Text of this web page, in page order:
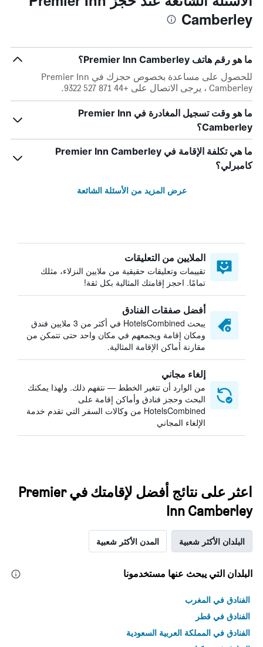
Camberley
ما هو رقم هاتف Premier Inn Camberley؟
للحصول على مساعدة بخصوص حجزك في Premier Inn
Camberley ، يرجى الاتصال على +44 871 527 9322.
ما هو وقت تسجيل المغادرة في Premier Inn
Camberley؟
ما هي تكلفة الإقامة في Premier Inn Camberley
كامبرلي؟
عرض المزيد من الأسئلة الشائعة
الملايين من التعليقات
تقييمات وتعليقات حقيقية من ملايين النزلاء، مثلك
تمامًا. احجز إقامتك المثالية بكل ثقة!
أفضل صفقات الفنادق
يبحث HotelsCombined في أكثر من 3 ملايين فندق
ومكان إقامة ويجمعهم في مكان واحد حتى تتمكن من
مقارنة أماكن الإقامة المثالية.
إلغاء مجاني
من الوارد أن تتغير الخطط — نتفهم ذلك. ولهذا يمكنك
البحث وحجز فنادق وأماكن إقامة على
HotelsCombined من وكالات السفر التي تقدم خدمة
الإلغاء المجاني
اعثر على نتائج أفضل لإقامتك في Premier
Inn Camberley
البلدان الأكثر شعبية المدن الأكثر شعبية
البلدان التي يبحث عنها مستخدمونا
الفنادق في المغرب
الفنادق في قطر
الفنادق في المملكة العربية السعودية